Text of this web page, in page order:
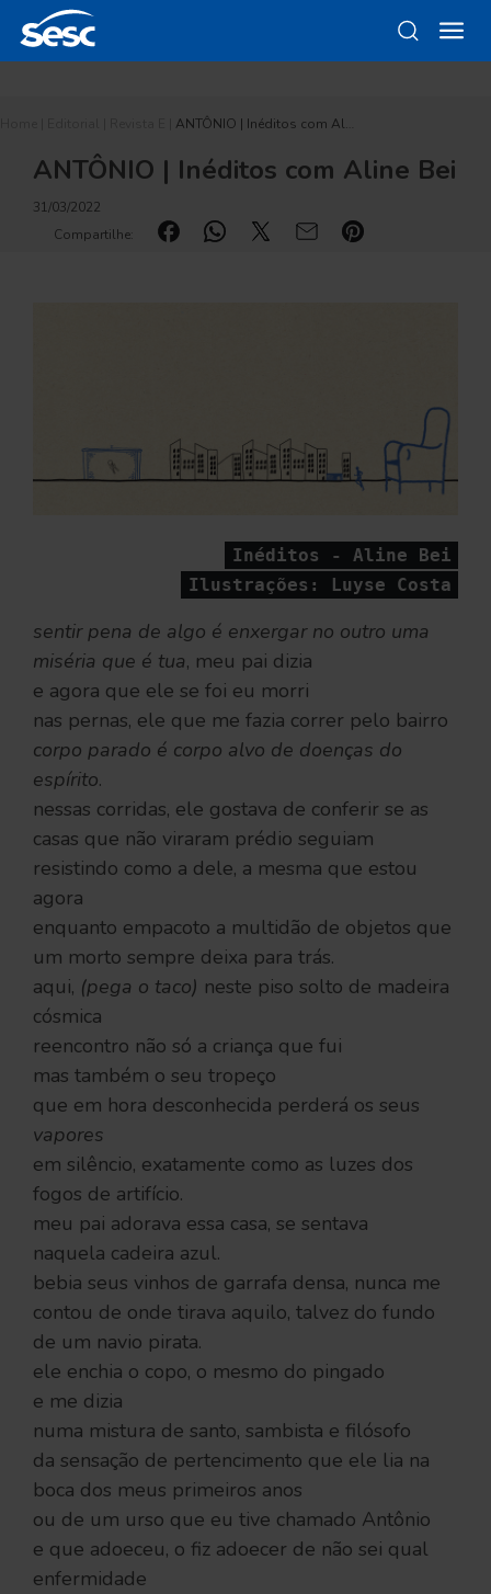
ANTÔNIO | Inéditos com Al…
ANTÔNIO | Inéditos com Aline Bei
31/03/2022
Compartilhe:
Inéditos - Aline Bei
Ilustrações: Luyse Costa
sentir pena de algo é enxergar no outro uma
miséria que é tua, meu pai dizia
e agora que ele se foi eu morri
nas pernas, ele que me fazia correr pelo bairro
corpo parado é corpo alvo de doenças do
espírito.
nessas corridas, ele gostava de conferir se as
casas que não viraram prédio seguiam
resistindo como a dele, a mesma que estou
agora
enquanto empacoto a multidão de objetos que
um morto sempre deixa para trás.
aqui, (pega o taco) neste piso solto de madeira
cósmica
reencontro não só a criança que fui
mas também o seu tropeço
que em hora desconhecida perderá os seus
vapores
em silêncio, exatamente como as luzes dos
fogos de artifício.
meu pai adorava essa casa, se sentava
naquela cadeira azul.
bebia seus vinhos de garrafa densa, nunca me
contou de onde tirava aquilo, talvez do fundo
de um navio pirata.
ele enchia o copo, o mesmo do pingado
e me dizia
numa mistura de santo, sambista e filósofo
da sensação de pertencimento que ele lia na
boca dos meus primeiros anos
ou de um urso que eu tive chamado Antônio
e que adoeceu, o fiz adoecer de não sei qual
enfermidade